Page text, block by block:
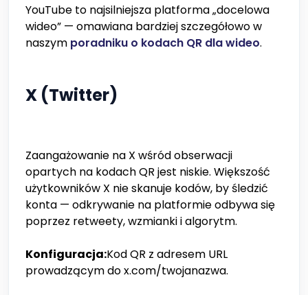
YouTube to najsilniejsza platforma „docelowa
wideo” — omawiana bardziej szczegółowo w
naszym poradniku o kodach QR dla wideo.
X (Twitter)
Zaangażowanie na X wśród obserwacji
opartych na kodach QR jest niskie. Większość
użytkowników X nie skanuje kodów, by śledzić
konta — odkrywanie na platformie odbywa się
poprzez retweety, wzmianki i algorytm.
Konfiguracja:Kod QR z adresem URL
prowadzącym do x.com/twojanazwa.